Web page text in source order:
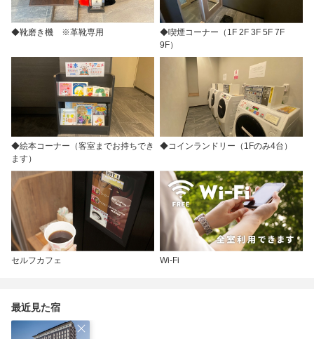
◆靴磨き機 ※革靴専用
◆喫煙コーナー（1F 2F 3F 5F 7F
9F）
◆絵本コーナー（客室までお持ちでき
ます）
◆コインランドリー（1Fのみ4台）
セルフカフェ Wi-Fi
最近見た宿